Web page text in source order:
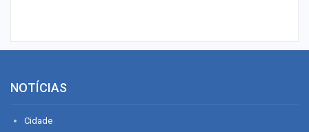
NOTÍCIAS
Cidade